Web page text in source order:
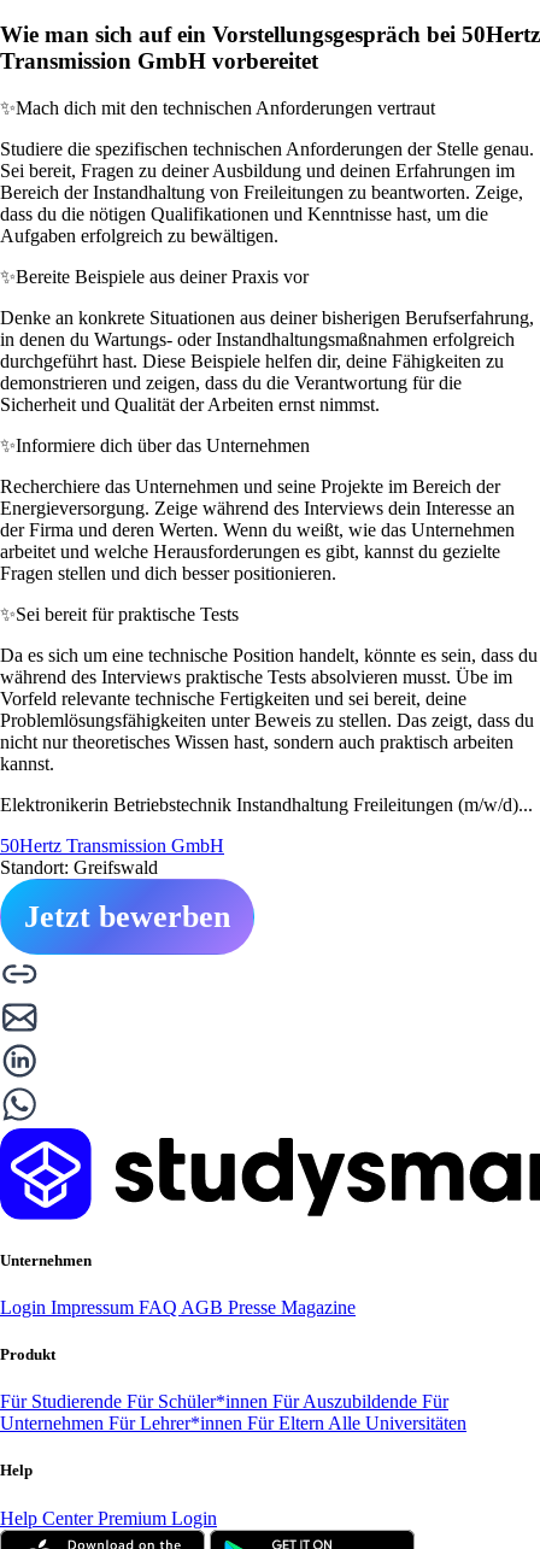
Wie man sich auf ein Vorstellungsgespräch bei 50Hertz
Transmission GmbH vorbereitet
✨Mach dich mit den technischen Anforderungen vertraut
Studiere die spezifischen technischen Anforderungen der Stelle genau.
Sei bereit, Fragen zu deiner Ausbildung und deinen Erfahrungen im
Bereich der Instandhaltung von Freileitungen zu beantworten. Zeige,
dass du die nötigen Qualifikationen und Kenntnisse hast, um die
Aufgaben erfolgreich zu bewältigen.
✨Bereite Beispiele aus deiner Praxis vor
Denke an konkrete Situationen aus deiner bisherigen Berufserfahrung,
in denen du Wartungs- oder Instandhaltungsmaßnahmen erfolgreich
durchgeführt hast. Diese Beispiele helfen dir, deine Fähigkeiten zu
demonstrieren und zeigen, dass du die Verantwortung für die
Sicherheit und Qualität der Arbeiten ernst nimmst.
✨Informiere dich über das Unternehmen
Recherchiere das Unternehmen und seine Projekte im Bereich der
Energieversorgung. Zeige während des Interviews dein Interesse an
der Firma und deren Werten. Wenn du weißt, wie das Unternehmen
arbeitet und welche Herausforderungen es gibt, kannst du gezielte
Fragen stellen und dich besser positionieren.
✨Sei bereit für praktische Tests
Da es sich um eine technische Position handelt, könnte es sein, dass du
während des Interviews praktische Tests absolvieren musst. Übe im
Vorfeld relevante technische Fertigkeiten und sei bereit, deine
Problemlösungsfähigkeiten unter Beweis zu stellen. Das zeigt, dass du
nicht nur theoretisches Wissen hast, sondern auch praktisch arbeiten
kannst.
Elektronikerin Betriebstechnik Instandhaltung Freileitungen (m/w/d)...
50Hertz Transmission GmbH
Standort: Greifswald
Jetzt bewerben
Unternehmen
Login Impressum FAQ AGB Presse Magazine
Produkt
Für Studierende Für Schüler*innen Für Auszubildende Für
Unternehmen Für Lehrer*innen Für Eltern Alle Universitäten
Help
Help CenterPremium Login